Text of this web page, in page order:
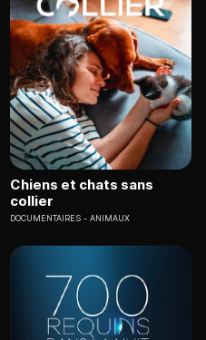
Chiens et chats sans
collier
DOCUMENTAIRES ANIMAUX